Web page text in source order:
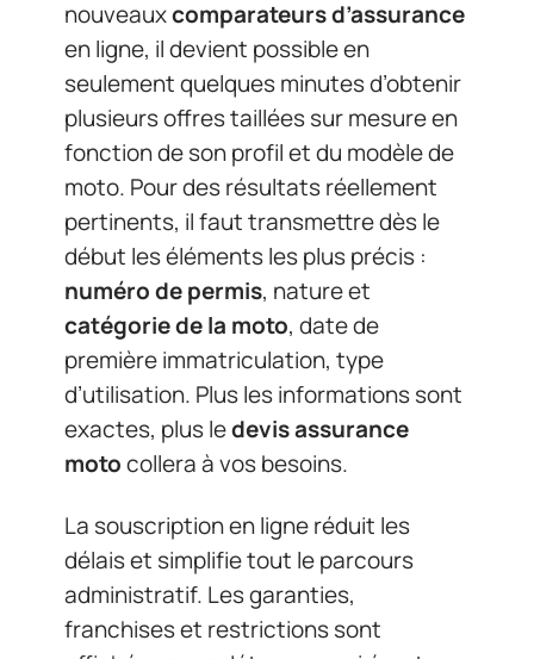
nouveauxcomparateurs d’assurance
en ligne, il devient possible en
seulement quelques minutes d’obtenir
plusieurs offres taillées sur mesure en
fonction de son profil et du modèle de
moto. Pour des résultats réellement
pertinents, il faut transmettre dès le
début les éléments les plus précis :
numéro de permis, nature et
catégorie de la moto, date de
première immatriculation, type
d’utilisation. Plus les informations sont
exactes, plus ledevis assurance
motocollera à vos besoins.
La souscription en ligne réduit les
délais et simplifie tout le parcours
administratif. Les garanties,
franchises et restrictions sont